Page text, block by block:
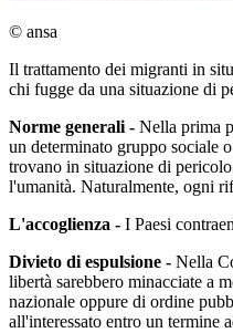
© ansa
Il trattamento dei migranti in
chi fugge da una situazione di
Norme generali - Nella prima
un determinato gruppo sociale
trovano in situazione di
l'umanità. Naturalmente, ogni
L'accoglienza - I Paesi
Divieto di espulsione - Nella
libertà sarebbero minacciate a
nazionale oppure di ordine
all'interessato entro un termine